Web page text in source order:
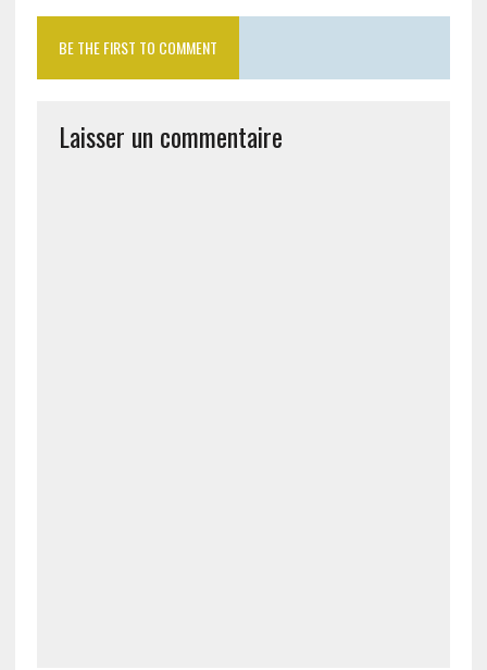
BE THE FIRST TO COMMENT
Laisser un commentaire